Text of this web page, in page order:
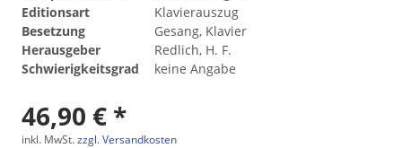
Editionsart
Klavierauszug
Besetzung
Gesang, Klavier
Herausgeber
Redlich, H. F.
Schwierigkeitsgrad
keine Angabe
46,90 € *
inkl. MwSt.zzgl. Versandkosten